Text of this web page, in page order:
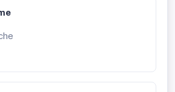
2 Vollgeschosse plus